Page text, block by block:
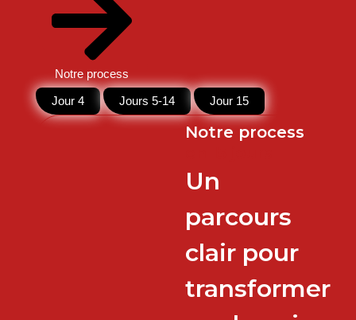
Notre process
Jour 4 Jours 5-14 Jour 15
Notre process
Un
parcours
clair pour
transformer